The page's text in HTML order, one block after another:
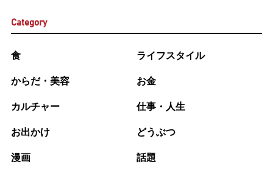
Category
食 ライフスタイル
からだ・美容 お金
カルチャー 仕事・人生
お出かけ どうぶつ
漫画 話題